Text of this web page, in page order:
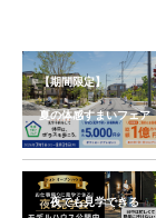
【期間限定】
夏の体感すまいフェア
夜でも見学できる